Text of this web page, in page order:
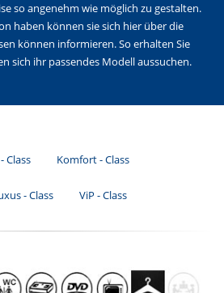
so angenehm wie möglich zu gestalten.
haben können sie sich hier über die
können informieren. So erhalten Sie
sich ihr passendes Modell aussuchen.
Class Komfort - Class
- Class ViP - Class